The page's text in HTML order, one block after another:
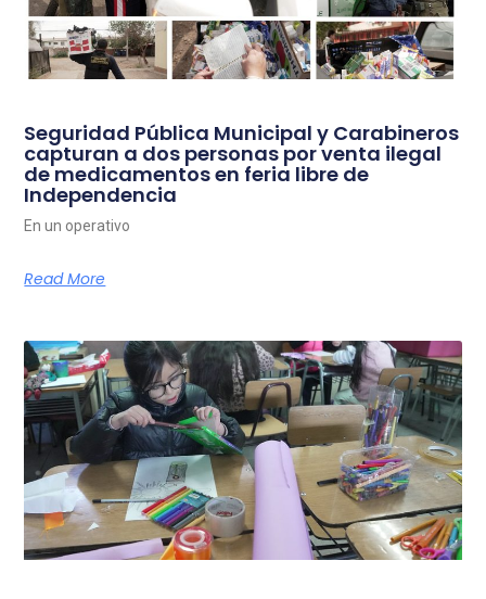
Seguridad Pública Municipal y Carabineros
capturan a dos personas por venta ilegal
de medicamentos en feria libre de
Independencia
En un operativo
Read More